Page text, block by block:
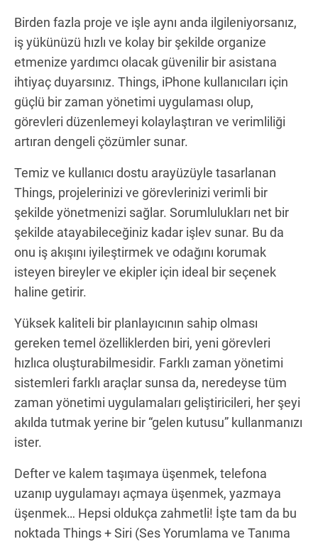
Birden fazla proje ve işle aynı anda ilgileniyorsanız,
iş yükünüzü hızlı ve kolay bir şekilde organize
etmenize yardımcı olacak güvenilir bir asistana
ihtiyaç duyarsınız. Things, iPhone kullanıcıları için
güçlü bir zaman yönetimi uygulaması olup,
görevleri düzenlemeyi kolaylaştıran ve verimliliği
artıran dengeli çözümler sunar.
Temiz ve kullanıcı dostu arayüzüyle tasarlanan
Things, projelerinizi ve görevlerinizi verimli bir
şekilde yönetmenizi sağlar. Sorumlulukları net bir
şekilde atayabileceğiniz kadar işlev sunar. Bu da
onu iş akışını iyileştirmek ve odağını korumak
isteyen bireyler ve ekipler için ideal bir seçenek
haline getirir.
Yüksek kaliteli bir planlayıcının sahip olması
gereken temel özelliklerden biri, yeni görevleri
hızlıca oluşturabilmesidir. Farklı zaman yönetimi
sistemleri farklı araçlar sunsa da, neredeyse tüm
zaman yönetimi uygulamaları geliştiricileri, her şeyi
akılda tutmak yerine bir “gelen kutusu” kullanmanızı
ister.
Defter ve kalem taşımaya üşenmek, telefona
uzanıp uygulamayı açmaya üşenmek, yazmaya
üşenmek… Hepsi oldukça zahmetli! İşte tam da bu
noktada Things + Siri (Ses Yorumlama ve Tanıma